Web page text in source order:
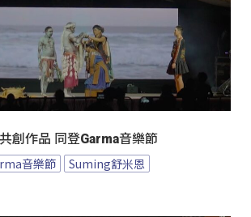
創作品 同登Garma音樂節
音樂節
Suming舒米恩